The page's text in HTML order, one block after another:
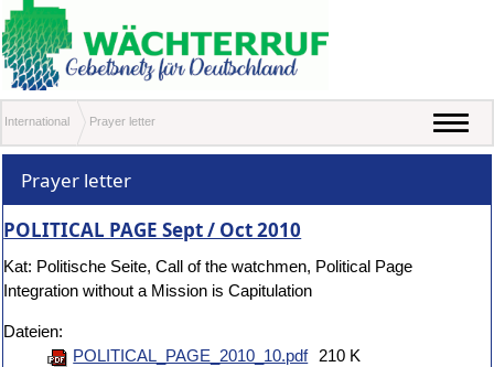
International Prayer letter
Prayer letter
POLITICAL PAGE Sept / Oct 2010
Kat: Politische Seite, Call of the watchmen, Political Page
Integration without a Mission is Capitulation
Dateien:
POLITICAL_PAGE_2010_10.pdf
210 K